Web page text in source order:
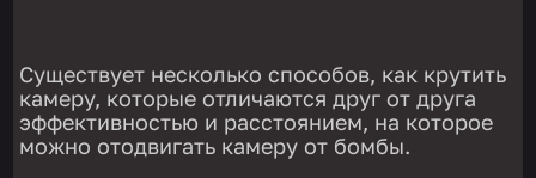
Существует несколько способов, как крутить
камеру, которые отличаются друг от друга
эффективностью и расстоянием, на которое
можно отодвигать камеру от бомбы.